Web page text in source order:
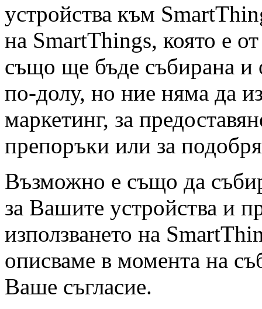
устройства към
на SmartThings, която е
също ще бъде събирана и
по-долу, но ние няма да
маркетинг, за
препоръки или за
Възможно е също да
за Вашите устройства и
използването на
описваме в момента на
Ваше съгласие.